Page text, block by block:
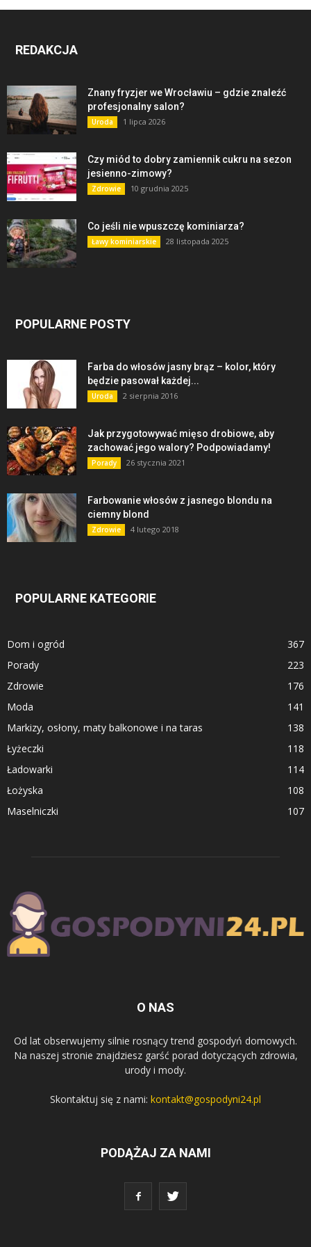
REDAKCJA
Znany fryzjer we Wrocławiu – gdzie znaleźć
profesjonalny salon?
Uroda 1 lipca 2026
Czy miód to dobry zamiennik cukru na sezon
jesienno-zimowy?
Zdrowie 10 grudnia 2025
Co jeśli nie wpuszczę kominiarza?
Ławy kominiarskie 28 listopada 2025
POPULARNE POSTY
Farba do włosów jasny brąz – kolor, który
będzie pasował każdej...
Uroda 2 sierpnia 2016
Jak przygotowywać mięso drobiowe, aby
zachować jego walory? Podpowiadamy!
Porady 26 stycznia 2021
Farbowanie włosów z jasnego blondu na
ciemny blond
Zdrowie 4 lutego 2018
POPULARNE KATEGORIE
Dom i ogród
367
Porady
223
Zdrowie
176
Moda
141
Markizy, osłony, maty balkonowe i na taras
138
Łyżeczki
118
Ładowarki
114
Łożyska
108
Maselniczki
107
O NAS
Od lat obserwujemy silnie rosnący trend gospodyń domowych.
Na naszej stronie znajdziesz garść porad dotyczących zdrowia,
urody i mody.
Skontaktuj się z nami: kontakt@gospodyni24.pl
PODĄŻAJ ZA NAMI